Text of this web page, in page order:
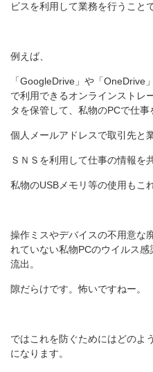
ビスを利用して業務を行うこと
例えば、
「GoogleDrive」や「OneDrive
で利用できるオンラインストレ
タを保管して、私物のPCで仕事
個人メールアドレスで取引先と
ＳＮＳを利用して仕事の情報を
私物のUSBメモリ等の使用もこ
操作ミスやデバイスの不用意な
れていない私物PCのウイルス
流出。
隙だらけです。怖いですねー。
ではこれを防ぐためにはどのよ
になります。